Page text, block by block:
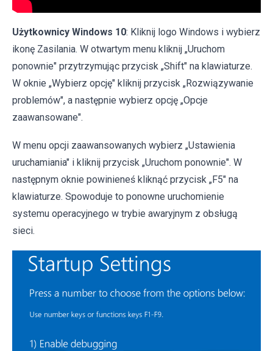
Użytkownicy Windows 10: Kliknij logo Windows i wybierz
ikonę Zasilania. W otwartym menu kliknij „Uruchom
ponownie" przytrzymując przycisk „Shift" na klawiaturze.
W oknie „Wybierz opcję" kliknij przycisk „Rozwiązywanie
problemów", a następnie wybierz opcję „Opcje
zaawansowane".
W menu opcji zaawansowanych wybierz „Ustawienia
uruchamiania" i kliknij przycisk „Uruchom ponownie". W
następnym oknie powinieneś kliknąć przycisk „F5" na
klawiaturze. Spowoduje to ponowne uruchomienie
systemu operacyjnego w trybie awaryjnym z obsługą
sieci.